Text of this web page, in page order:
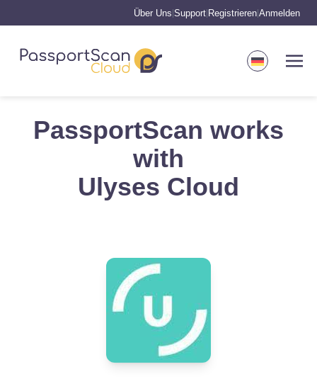
Über Uns Support Registrieren Anmelden
PassportScan works
with
Ulyses Cloud